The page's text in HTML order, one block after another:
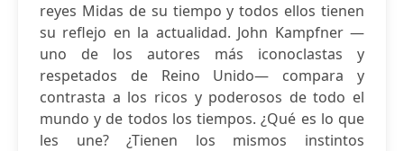
reyes Midas de su tiempo y todos ellos tienen
su reflejo en la actualidad. John Kampfner —
uno de los autores más iconoclastas y
respetados de Reino Unido— compara y
contrasta a los ricos y poderosos de todo el
mundo y de todos los tiempos. ¿Qué es lo que
les une? ¿Tienen los mismos instintos